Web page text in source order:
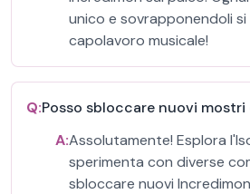
unico e sovrapponendoli
capolavoro musicale!
Q:Posso sbloccare nuovi mostri
A:Assolutamente! Esplora
sperimenta con diverse
sbloccare nuovi